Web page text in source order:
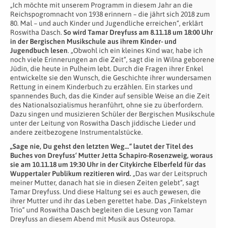
„Ich möchte mit unserem Programm in diesem Jahr an die
Reichspogromnacht von 1938 erinnern – die jährt sich 2018 zum
80. Mal – und auch Kinder und Jugendliche erreichen“, erklärt
Roswitha Dasch. So wird Tamar Dreyfuss am 8.11.18 um 18:00 Uhr
in der Bergischen Musikschule aus ihrem Kinder- und
Jugendbuch lesen. „Obwohl ich ein kleines Kind war, habe ich
noch viele Erinnerungen an die Zeit“, sagt die in Wilna geborene
Jüdin, die heute in Pulheim lebt. Durch die Fragen ihrer Enkel
entwickelte sie den Wunsch, die Geschichte ihrer wundersamen
Rettung in einem Kinderbuch zu erzählen. Ein starkes und
spannendes Buch, das die Kinder auf sensible Weise an die Zeit
des Nationalsozialismus heranführt, ohne sie zu überfordern.
Dazu singen und musizieren Schüler der Bergischen Musikschule
unter der Leitung von Roswitha Dasch jiddische Lieder und
andere zeitbezogene Instrumentalstücke.
„Sage nie, Du gehst den letzten Weg…“ lautet der Titel des
Buches von Dreyfuss‘ Mutter Jetta Schapiro-Rosenzweig, woraus
sie am 10.11.18 um 19:30 Uhr in der Citykirche Elberfeld für das
Wuppertaler Publikum rezitieren wird. „Das war der Leitspruch
meiner Mutter, danach hat sie in diesen Zeiten gelebt“, sagt
Tamar Dreyfuss. Und diese Haltung sei es auch gewesen, die
ihrer Mutter und ihr das Leben gerettet habe. Das „Finkelsteyn
Trio“ und Roswitha Dasch begleiten die Lesung von Tamar
Dreyfuss an diesem Abend mit Musik aus Osteuropa.